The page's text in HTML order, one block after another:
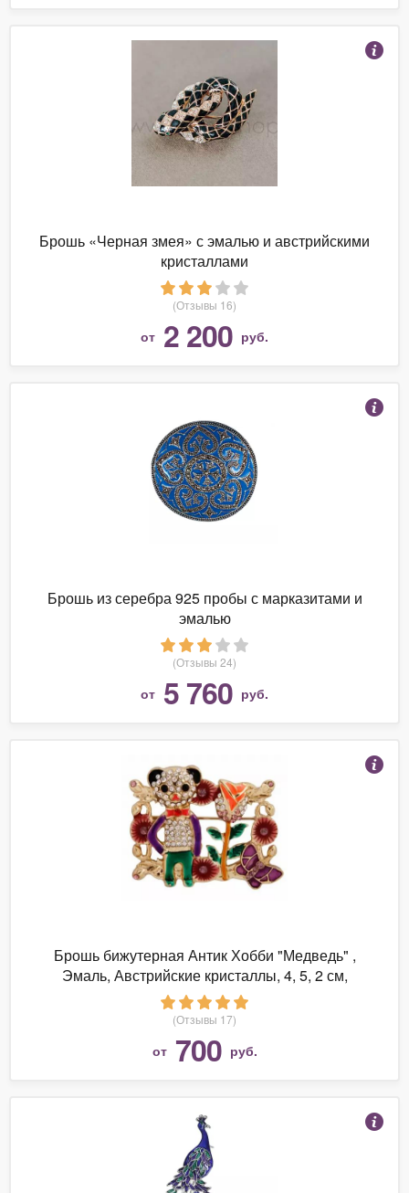
Брошь «Черная змея» с эмалью и австрийскими
кристаллами
(Отзывы 16)
от 2 200 руб.
Брошь из серебра 925 пробы с марказитами и
эмалью
(Отзывы 24)
от 5 760 руб.
Брошь бижутерная Антик Хобби "Медведь" ,
Эмаль, Австрийские кристаллы, 4, 5, 2 см,
ОС30405, золотой, зеленый, сиреневый
(Отзывы 17)
от 700 руб.